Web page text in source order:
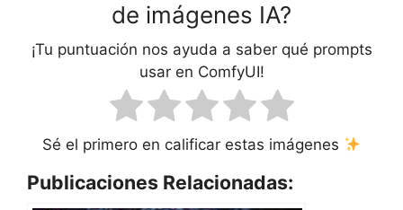
de imágenes IA?
¡Tu puntuación nos ayuda a saber qué prompts
usar en ComfyUI!
Sé el primero en calificar estas imágenes
Publicaciones Relacionadas: